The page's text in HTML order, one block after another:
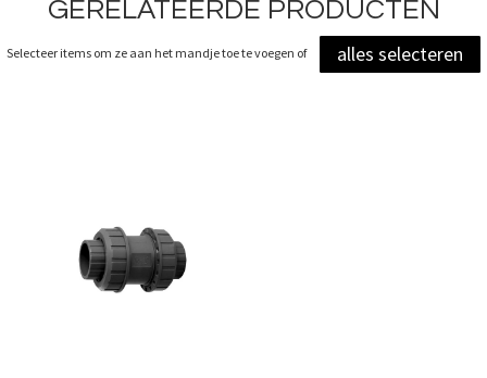
GERELATEERDE PRODUCTEN
Selecteer items om ze aan het mandje toe te voegen of alles selecteren